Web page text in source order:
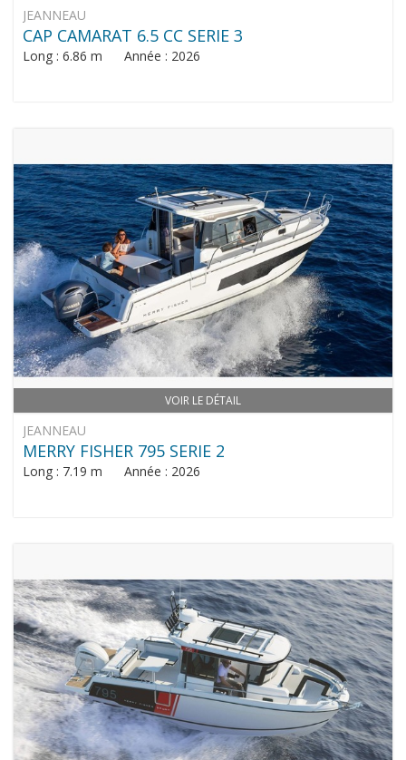
JEANNEAU
CAP CAMARAT 6.5 CC SERIE 3
Long : 6.86 m Année : 2026
VOIR LE DÉTAIL
JEANNEAU
MERRY FISHER 795 SERIE 2
Long : 7.19 m Année : 2026